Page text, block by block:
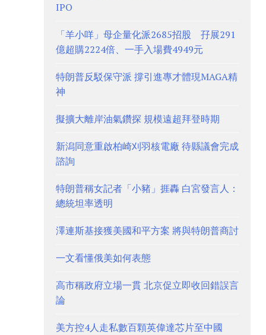
IPO
「羊小咩」母企量化派2685招股 孖展291
億超購2224倍、一手入場費4949元
特朗普反駁保守派 撐引進專才體現MAGA精
神
擬擴大離岸油氣鑽探 規模遠超拜登時期
新潟同意重啟柏崎刈羽核電廠 待縣議會完成
諮詢
特朗普稱女記者「小豬」捱轟 白宮發言人：
總統坦率透明
澤連斯基接獲美國和平方案 將與特朗普商討
一文看懂俄美如何表態
高市稱政府立場一貫 北京促立即收回錯誤言
論
美方控4人走私數百顆英偉達芯片至中國